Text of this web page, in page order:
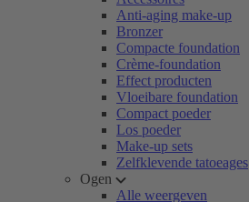
Anti-aging make-up
Bronzer
Compacte foundation
Crème-foundation
Effect producten
Vloeibare foundation
Compact poeder
Los poeder
Make-up sets
Zelfklevende tatoeages
Ogen
Alle weergeven